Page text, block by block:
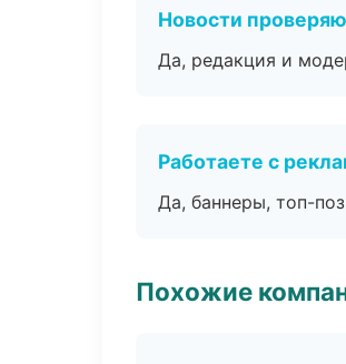
Новости
Да, редакция и
Работаете с
Да, баннеры, топ-
Похожие